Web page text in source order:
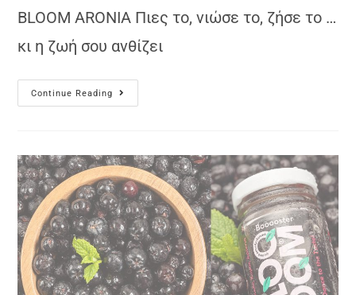
BLOOM ARONIA Πιες το, νιώσε το, ζήσε το …
κι η ζωή σου ανθίζει
Continue Reading